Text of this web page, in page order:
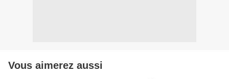
Vous aimerez aussi